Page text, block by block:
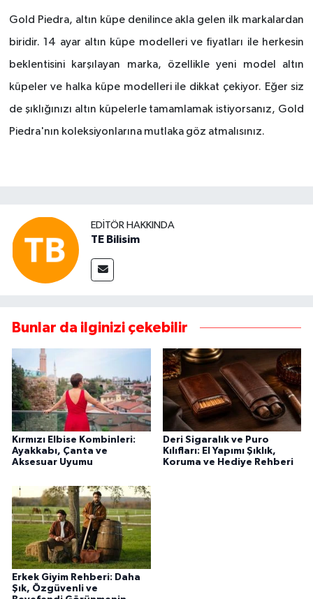
Gold Piedra, altın küpe denilince akla gelen ilk markalardan
biridir. 14 ayar altın küpe modelleri ve fiyatları ile herkesin
beklentisini karşılayan marka, özellikle yeni model altın
küpeler ve halka küpe modelleri ile dikkat çekiyor. Eğer siz
de şıklığınızı altın küpelerle tamamlamak istiyorsanız, Gold
Piedra'nın koleksiyonlarına mutlaka göz atmalısınız.
EDITÖR HAKKINDA
TE Bilisim
Bunlar da ilginizi çekebilir
Kırmızı Elbise Kombinleri:
Ayakkabı, Çanta ve
Aksesuar Uyumu
Deri Sigaralık ve Puro
Kılıfları: El Yapımı Şıklık,
Koruma ve Hediye Rehberi
Erkek Giyim Rehberi: Daha
Şık, Özgüvenli ve